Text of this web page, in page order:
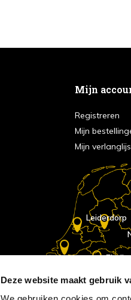
Deze website maakt gebruik
Mijn
Registreren
Mijn
Mijn
Leiderdorp